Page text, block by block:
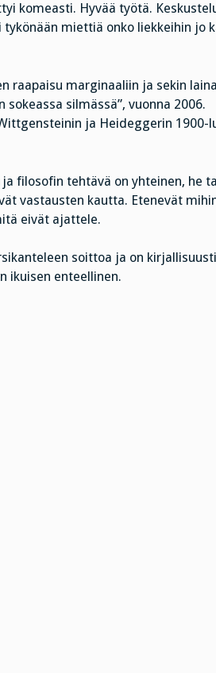
komeasti. Hyvää työtä.
miettiä onko liekkeihin jo
raapaisu marginaaliin ja sekin
silmässä”, vuonna 2006.
ja Heideggerin 1900-
filosofin tehtävä on yhteinen, he
vastausten kautta. Etenevät
eivät ajattele.
soittoa ja on
ikuisen enteellinen.